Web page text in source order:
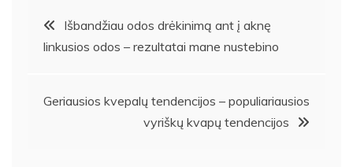
Navigacija
tarp
įrašų
Išbandžiau odos drėkinimą ant į aknę
linkusios odos – rezultatai mane nustebino
Geriausios kvepalų tendencijos – populiariausios
vyriškų kvapų tendencijos